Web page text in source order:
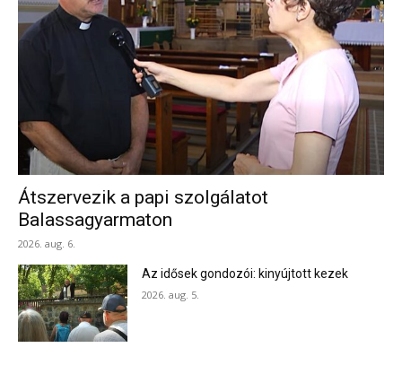
Átszervezik a papi szolgálatot
Balassagyarmaton
2026. aug. 6.
Az idősek gondozói: kinyújtott kezek
2026. aug. 5.